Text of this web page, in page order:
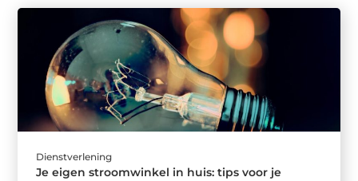
Dienstverlening
Je eigen stroomwinkel in huis: tips voor je